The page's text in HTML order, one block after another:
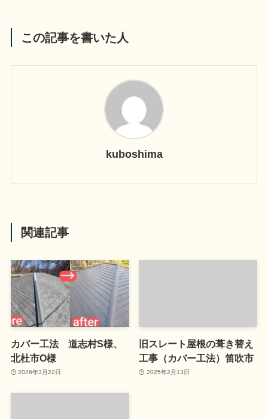
この記事を書いた人
kuboshima
関連記事
カバー工法 道志村S様、
北杜市O様
2026年3月22日
旧スレート屋根の葺き替え
工事（カバー工法）笛吹市
2025年2月13日